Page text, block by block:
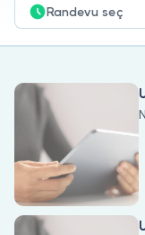
Hastalar için
Doktorlar için
Randevu seç